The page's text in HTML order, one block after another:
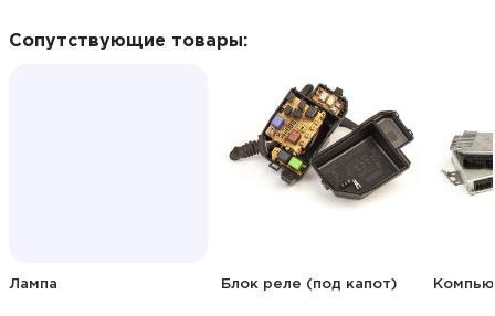
Сопутствующие товары:
Лампа Блок реле (под капот)